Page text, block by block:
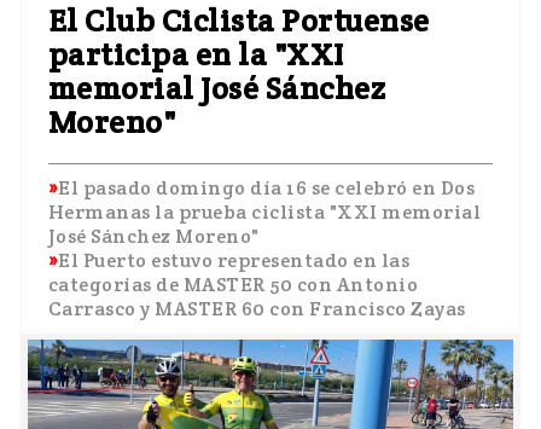
El Club Ciclista Portuense
participa en la "XXI
memorial José Sánchez
Moreno"
El pasado domingo día 16 se celebró en Dos
Hermanas la prueba ciclista "XXI memorial
José Sánchez Moreno"
El Puerto estuvo representado en las
categorías de MASTER 50 con Antonio
Carrasco y MASTER 60 con Francisco Zayas